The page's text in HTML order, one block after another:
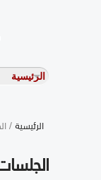
الرئيسية/